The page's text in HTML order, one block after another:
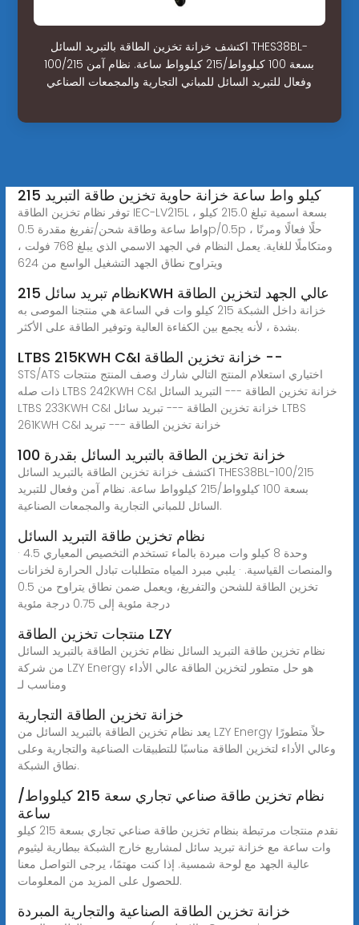
اكتشف خزانة تخزين الطاقة بالتبريد السائل THES38BL-
100/215 بسعة 100 كيلوواط/215 كيلوواط ساعة. نظام آمن
وفعال للتبريد السائل للمباني التجارية والمجمعات الصناعي
215 كيلو واط ساعة خزانة حاوية تخزين طاقة التبريد
توفر نظام تخزين الطاقة IEC-LV215L ، بسعة اسمية تبلغ 215.0 كيلو
واط ساعة وطاقة شحن/تفريغ مقدرة 0.5p/0.5p ، حلًا فعالًا ومرنًا
ومتكاملًا للغاية. يعمل النظام في الجهد الاسمي الذي يبلغ 768 فولت ،
ويتراوح نطاق الجهد التشغيل الواسع من 624
نظام تبريد سائل 215KWH عالي الجهد لتخزين الطاقة
خزانة داخل الشبكة 215 كيلو وات في الساعة هي منتجنا الموصى به
بشدة ، لأنه يجمع بين الكفاءة العالية وتوفير الطاقة على الأكثر.
LTBS 215KWH C&I خزانة تخزين الطاقة --
STS/ATS اختياري استعلام المنتج التالي شارك وصف المنتج منتجات
ذات صله LTBS 242KWH C&I خزانة تخزين الطاقة --- التبريد السائل
LTBS 233KWH C&I خزانة تخزين الطاقة --- تبريد سائل LTBS
261KWH C&I خزانة تخزين الطاقة --- تبريد
خزانة تخزين الطاقة بالتبريد السائل بقدرة 100
اكتشف خزانة تخزين الطاقة بالتبريد السائل THES38BL-100/215
بسعة 100 كيلوواط/215 كيلوواط ساعة. نظام آمن وفعال للتبريد
السائل للمباني التجارية والمجمعات الصناعية.
نظام تخزين طاقة التبريد السائل
· 4.5 وحدة 8 كيلو وات مبردة بالماء تستخدم التخصيص المعياري
والمنصات القياسية. · يلبي مبرد المياه متطلبات تبادل الحرارة لخزانات
تخزين الطاقة للشحن والتفريغ، ويعمل ضمن نطاق يتراوح من 0.5
درجة مئوية إلى 0.75 درجة مئوية
منتجات تخزين الطاقة LZY
نظام تخزين طاقة التبريد السائل نظام تخزين الطاقة بالتبريد السائل
من شركة LZY Energy هو حل متطور لتخزين الطاقة عالي الأداء
ومناسب لـ
خزانة تخزين الطاقة التجارية
يعد نظام تخزين الطاقة بالتبريد السائل من LZY Energy حلاً متطورًا
وعالي الأداء لتخزين الطاقة مناسبًا للتطبيقات الصناعية والتجارية وعلى
نطاق الشبكة.
نظام تخزين طاقة صناعي تجاري سعة 215 كيلوواط/
ساعة
نقدم منتجات مرتبطة بنظام تخزين طاقة صناعي تجاري بسعة 215 كيلو
وات ساعة مع خزانة تبريد سائل لمشاريع خارج الشبكة ببطارية ليثيوم
عالية الجهد مع لوحة شمسية. إذا كنت مهتمًا، يرجى التواصل معنا
للحصول على المزيد من المعلومات.
خزانة تخزين الطاقة الصناعية والتجارية المبردة